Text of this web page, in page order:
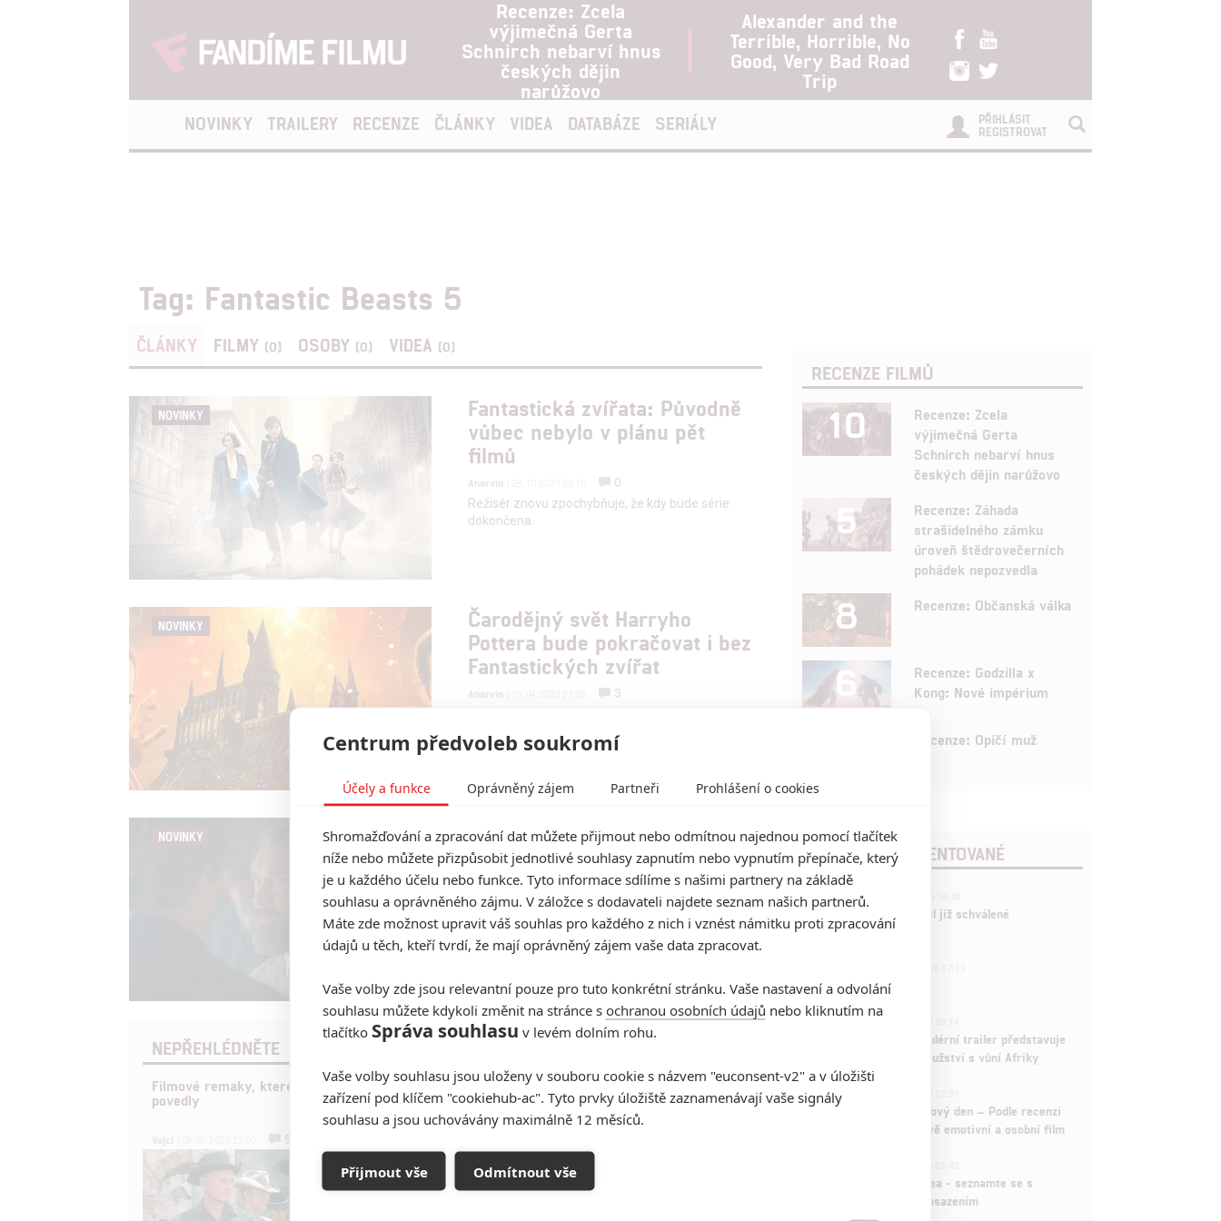
Recenze: Zcela
výjimečná Gerta
Schnirch nebarví hnus
českých dějin
narůžovo
Alexander and the
Terrible, Horrible, No
Good, Very Bad Road
Trip
NOVINKY TRAILERY RECENZE ČLÁNKY VIDEA DATABÁZE SERIÁLY
PŘIHLÁSIT
REGISTROVAT
Tag: Fantastic Beasts 5
ČLÁNKY FILMY (0) OSOBY (0) VIDEA (0)
NOVINKY
Fantastická zvířata: Původně
vůbec nebylo v plánu pět
filmů
Anarvin
0
Režisér znovu zpochybňuje, že kdy bude série
dokončena.
NOVINKY
Čarodějný svět Harryho
Pottera bude pokračovat i bez
Fantastických zvířat
Anarvin
3
NOVINKY
Fantastická zvířata:
Schválení dalších dílů je na
vážkách
Anarvin | 13.04.2022 06:00
3
Kouzelnická série čelí řadě problémů. Můžeme
přijít o její zakončení?
NEPŘEHLÉDNĚTE
Filmové remaky, které se až překvapivě
povedly
Jared Leto byl několika ženami obviněn
ze zneužívání
RECENZE FILMŮ
10
Recenze: Zcela
výjimečná Gerta
Schnirch nebarví hnus
českých dějin narůžovo
5
Recenze: Záhada
strašidelného zámku
úroveň štědrovečerních
pohádek nepozvedla
8 Recenze: Občanská válka
6
Recenze: Godzilla x
Kong: Nové impérium
Recenze: Opičí muž
POSLEDNÍ KOMENTOVANÉ
3 ČLÁNEK | 01.08.2026 16:40
Marvel nečekaně zrušil již schválené
pokračování
拆彈專家
1
Děti krve a kostí: Regulérní trailer představuje
akční fantasy dobrodružství s vůní Afriky
1
Spider-Man: Zbrusu nový den – Podle recenzí
máme čekat překvapivě emotivní a osobní film
Velké preview: Odyssea - seznamte se s
maximálně nabitým obsazením
Centrum předvoleb soukromí
Účely a funkce Oprávněný zájem Partneři Prohlášení o cookies
Shromažďování a zpracování dat můžete přijmout nebo odmítnou najednou pomocí tlačítek
níže nebo můžete přizpůsobit jednotlivé souhlasy zapnutím nebo vypnutím přepínače, který
je u každého účelu nebo funkce. Tyto informace sdílíme s našimi partnery na základě
souhlasu a oprávněného zájmu. V záložce s dodavateli najdete seznam našich partnerů.
Máte zde možnost upravit váš souhlas pro každého z nich i vznést námitku proti zpracování
údajů u těch, kteří tvrdí, že mají oprávněný zájem vaše data zpracovat.
Vaše volby zde jsou relevantní pouze pro tuto konkrétní stránku. Vaše nastavení a odvolání
souhlasu můžete kdykoli změnit na stránce s ochranou osobních údajů nebo kliknutím na
tlačítko Správa souhlasu v levém dolním rohu.
Vaše volby souhlasu jsou uloženy v souboru cookie s názvem "euconsent-v2" a v úložišti
zařízení pod klíčem "cookiehub-ac". Tyto prvky úložiště zaznamenávají vaše signály
souhlasu a jsou uchovávány maximálně 12 měsíců.
Přijmout vše Odmítnout vše